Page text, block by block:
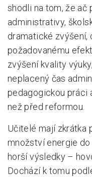
shodli na tom, že ač
administrativy,
dramatické zvýšení,
požadovanému
zvýšení kvality
neplacený čas
pedagogickou práci
než před reformou.
Učitelé mají zkrátka
množství energie
horší výsledky –
Dochází k tomu